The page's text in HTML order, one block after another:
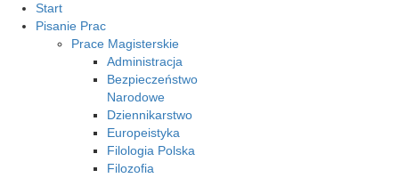
Start
Pisanie Prac
Prace Magisterskie
Administracja
Bezpieczeństwo
Narodowe
Dziennikarstwo
Europeistyka
Filologia Polska
Filozofia